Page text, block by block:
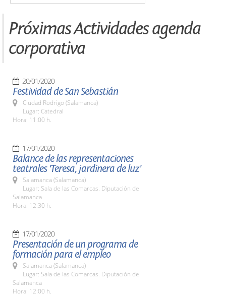
Próximas Actividades agenda
corporativa
20/01/2020
Festividad de San Sebastián
Ciudad Rodrigo (Salamanca)
Lugar: Catedral
Hora: 11:00 h.
17/01/2020
Balance de las representaciones
teatrales 'Teresa, jardinera de luz'
Salamanca (Salamanca)
Lugar: Sala de las Comarcas. Diputación de
Salamanca
Hora: 12:30 h.
17/01/2020
Presentación de un programa de
formación para el empleo
Salamanca (Salamanca)
Lugar: Sala de las Comarcas. Diputación de
Salamanca
Hora: 12:00 h.